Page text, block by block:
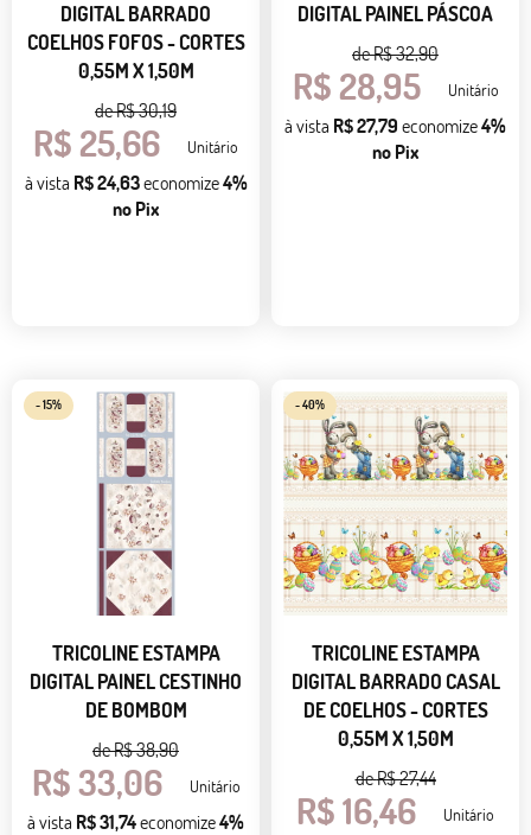
DIGITAL BARRADO
COELHOS FOFOS - CORTES
0,55M X 1,50M
deR$ 30,19
R$ 25,66 Unitário
à vista R$ 24,63economize4%
no Pix
DIGITAL PAINEL PÁSCOA
deR$ 32,90
R$ 28,95 Unitário
à vista R$ 27,79 economize4%
no Pix
- 15%
TRICOLINE ESTAMPA
DIGITAL PAINEL CESTINHO
DE BOMBOM
deR$ 38,90
R$ 33,06 Unitário
à vista R$ 31,74economize4%
- 40%
TRICOLINE ESTAMPA
DIGITAL BARRADO CASAL
DE COELHOS - CORTES
0,55M X 1,50M
deR$ 27,44
R$ 16,46 Unitário